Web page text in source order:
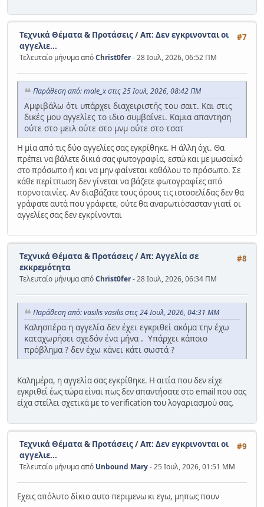
#7
Τεχνικά Θέματα & Προτάσεις/Απ: Δεν εγκρινονται οι
αγγελιε...
Τελευταίο μήνυμα απόChrist0fer- 28 Ιουλ, 2026, 06:52 ΠΜ
Παράθεση από: male_x στις 25 Ιουλ, 2026, 08:42 ΠΜ
Αμφιβάλω ότι υπάρχει διαχειριστής του σαιτ. Και στις
δικές μου αγγελίες το ιδιο συμβαίνει. Καμια απαντηση
ούτε στο μειλ ούτε στο μνμ ούτε στο τσατ
Η μία από τις δύο αγγελίες σας εγκρίθηκε. Η άλλη όχι. Θα
πρέπει να βάλετε δικιά σας φωτογραφία, εστώ και με μωσαϊκό
στο πρόσωπο ή και να μην φαίνεται καθόλου το πρόσωπο. Σε
κάθε περίτπωση δεν γίνεται να βάζετε φωτογραφίες από
πορνοταινίες. Αν διαβάζατε τους όρους τις ιστοσελίδας δεν θα
γράφατε αυτά που γράφετε, ούτε θα αναρωτιόσασταν γιατί οι
αγγελίες σας δεν εγκρίνονται
#8
Τεχνικά Θέματα & Προτάσεις/Απ: Αγγελία σε
εκκρεμότητα
Τελευταίο μήνυμα απόChrist0fer- 28 Ιουλ, 2026, 06:34 ΠΜ
Παράθεση από: vasilis vasilis στις 24 Ιουλ, 2026, 04:31 ΜΜ
Καλησπέρα η αγγελία δεν έχει εγκριθεί ακόμα την έχω
καταχωρήσει σχεδόν ένα μήνα . Υπάρχει κάποιο
πρόβλημα ? δεν έχω κάνει κάτι σωστά ?
Καλημέρα, η αγγελία σας εγκρίθηκε. Η αιτία που δεν είχε
εγκριθεί έως τώρα είναι πως δεν απαντήσατε στο email που σας
είχα στείλει σχετικά με το verification του λογαριασμού σας.
#9
Τεχνικά Θέματα & Προτάσεις/Απ: Δεν εγκρινονται οι
αγγελιε...
Τελευταίο μήνυμα από Unbound Mary- 25 Ιουλ, 2026, 01:51 ΜΜ
Εχεις απόλυτο δίκιο αυτο περιμενω κι εγω, μηπως πουν